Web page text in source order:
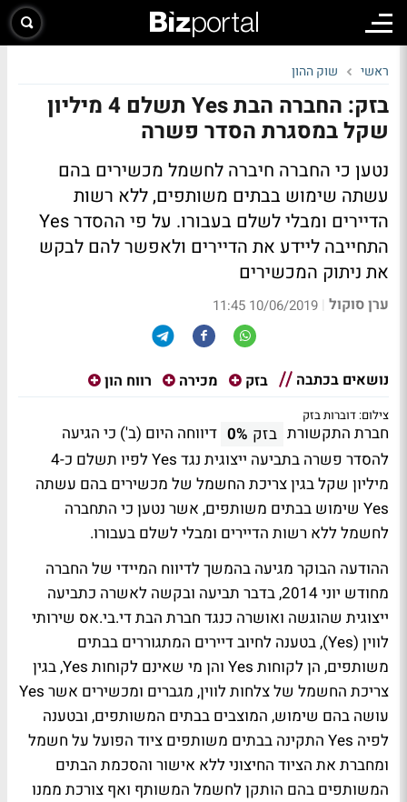
ראשי שוק ההון
בזק: החברה הבת Yes תשלם 4 מיליון
שקל במסגרת הסדר פשרה
נטען כי החברה חיברה לחשמל מכשירים בהם
עשתה שימוש בבתים משותפים, ללא רשות
הדיירים ומבלי לשלם בעבורו. על פי ההסדר Yes
התחייבה ליידע את הדיירים ולאפשר להם לבקש
את ניתוק המכשירים
ערן סוקול |
10/06/2019 11:45
נושאים בכתבה בזק מכירה רווח הון
צילום: דוברות בזק
חברת התקשורת בזק 0% דיווחה היום (ב') כי הגיעה
להסדר פשרה בתביעה ייצוגית נגד Yes לפיו תשלם כ-4
מיליון שקל בגין צריכת החשמל של מכשירים בהם עשתה
Yes שימוש בבתים משותפים, אשר נטען כי התחברה
לחשמל ללא רשות הדיירים ומבלי לשלם בעבורו.
ההודעה הבוקר מגיעה בהמשך לדיווח המיידי של החברה
מחודש יוני 2014, בדבר תביעה ובקשה לאשרה כתביעה
ייצוגית שהוגשה ואושרה כנגד חברת הבת די.בי.אס שירותי
לווין (Yes), בטענה לחיוב דיירים המתגוררים בבתים
משותפים, הן לקוחות Yes והן מי שאינם לקוחות Yes, בגין
צריכת החשמל של צלחות לווין, מגברים ומכשירים אשר Yes
עושה בהם שימוש, המוצבים בבתים המשותפים, ובטענה
לפיה Yes התקינה בבתים משותפים ציוד הפועל על חשמל
ומחברת את הציוד החיצוני ללא אישור והסכמת הבתים
המשותפים בהם הותקן לחשמל המשותף ואף צורכת ממנו